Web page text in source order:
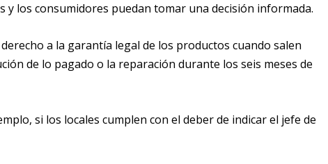
los consumidores puedan tomar una decisión informada.
a la garantía legal de los productos cuando salen
de lo pagado o la reparación durante los seis meses de
si los locales cumplen con el deber de indicar el jefe de